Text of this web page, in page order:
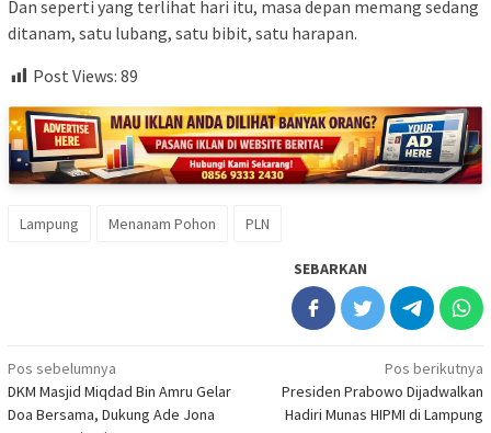
Dan seperti yang terlihat hari itu, masa depan memang sedang
ditanam, satu lubang, satu bibit, satu harapan.
Post Views: 89
Lampung Menanam Pohon PLN
SEBARKAN
Navigasi
pos
Pos sebelumnya
DKM Masjid Miqdad Bin Amru Gelar
Doa Bersama, Dukung Ade Jona
Pos berikutnya
Presiden Prabowo Dijadwalkan
Hadiri Munas HIPMI di Lampung